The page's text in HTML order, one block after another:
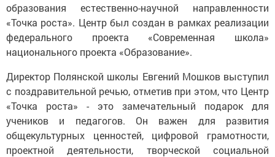
образования естественно-научной направленности
«Точка роста». Центр был создан в рамках реализации
федерального проекта «Современная школа»
национального проекта «Образование».
Директор Полянской школы Евгений Мошков выступил
с поздравительной речью, отметив при этом, что Центр
«Точка роста» - это замечательный подарок для
учеников и педагогов. Он важен для развития
общекультурных ценностей, цифровой грамотности,
проектной деятельности, творческой социальной